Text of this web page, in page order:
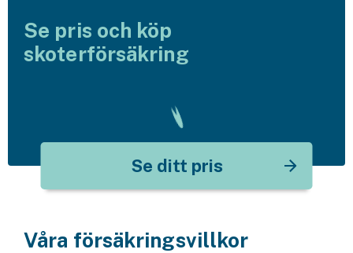
Bilförsäkring för företag
Gruppförsäkringar
Se pris och köp
skoterförsäkring
Se ditt pris
Våra försäkringsvillkor